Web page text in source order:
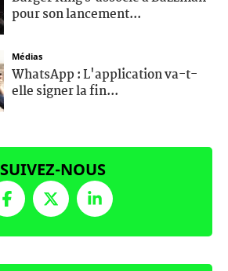
pour son lancement...
Médias
WhatsApp : L'application va-t-
elle signer la fin...
SUIVEZ-NOUS